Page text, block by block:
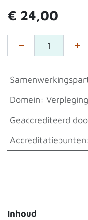
€ 24,00
Domein:
Geaccrediteerd
Accreditatiepunten:
Inhoud